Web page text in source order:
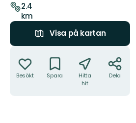
leden
2.4
km
Visa på kartan
Besökt Spara
Hitta
hit
Dela